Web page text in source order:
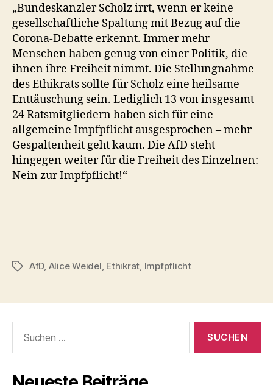
„Bundeskanzler Scholz irrt, wenn er keine
gesellschaftliche Spaltung mit Bezug auf die
Corona-Debatte erkennt. Immer mehr
Menschen haben genug von einer Politik, die
ihnen ihre Freiheit nimmt. Die Stellungnahme
des Ethikrats sollte für Scholz eine heilsame
Enttäuschung sein. Lediglich 13 von insgesamt
24 Ratsmitgliedern haben sich für eine
allgemeine Impfpflicht ausgesprochen – mehr
Gespaltenheit geht kaum. Die AfD steht
hingegen weiter für die Freiheit des Einzelnen:
Nein zur Impfpflicht!“
Schlagwörter
AfD, Alice Weidel Ethikrat Impfpflicht
nach: